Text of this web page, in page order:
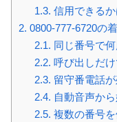
1.3. 信用できる
2. 0800‑777‑6720の
2.1. 同じ番号で
2.2. 呼び出しだ
2.3. 留守番電話
2.4. 自動音声か
2.5. 複数の番号